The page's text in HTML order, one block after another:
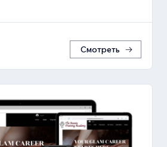
Смотреть